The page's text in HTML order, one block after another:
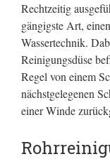
Rechtzeitig
gängigste Art,
Wassertechnik.
Reinigungsdüse
Regel von einem
nächstgelegenen
einer Winde